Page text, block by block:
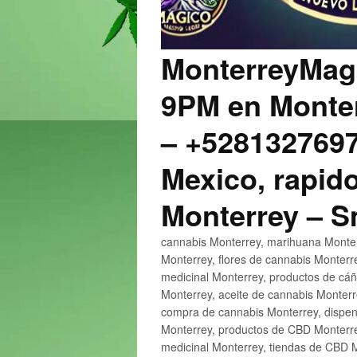
9PM en
–
Mexico,
Monterrey –
cannabis Monterrey, marihuana
Monterrey, flores de cannabis
medicinal Monterrey, productos de
Monterrey, aceite de cannabis
compra de cannabis Monterrey,
Monterrey, productos de CBD
medicinal Monterrey, tiendas de CBD